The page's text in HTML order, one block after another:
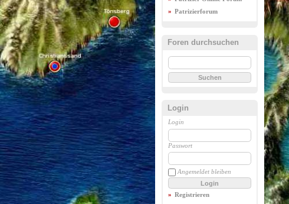
Patrizierforum
Foren durchsuchen
Login
Login
Passwort
Angemeldet bleiben
Login
Registrieren